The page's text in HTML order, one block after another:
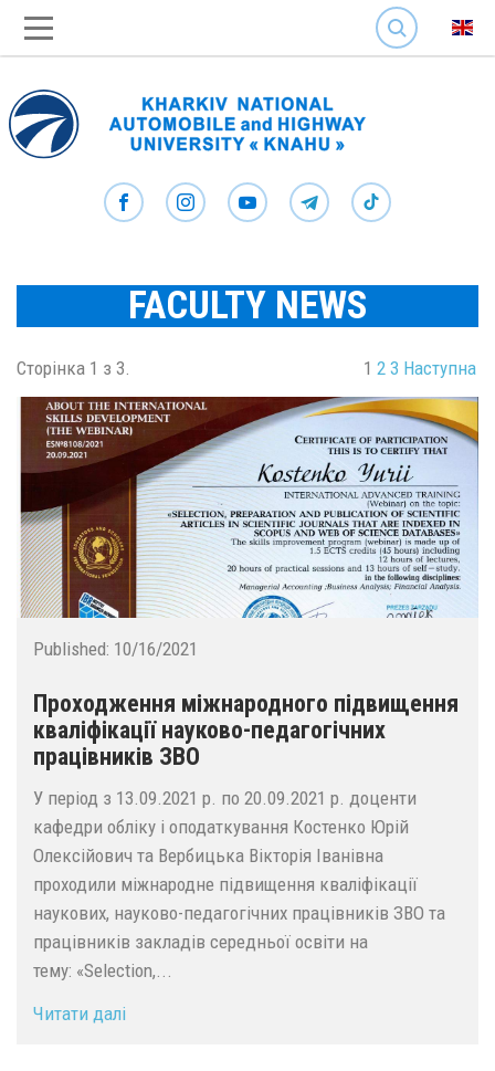
SEARCH
FACULTY NEWS
Сторінка 1 з 3. 1 2 3 Наступна
Published: 10/16/2021
Проходження міжнародного підвищення
кваліфікації науково-педагогічних
працівників ЗВО
У період з 13.09.2021 р. по 20.09.2021 р. доценти
кафедри обліку і оподаткування Костенко Юрій
Олексійович та Вербицька Вікторія Іванівна
проходили міжнародне підвищення кваліфікації
наукових, науково-педагогічних працівників ЗВО та
працівників закладів середньої освіти на
тему: «Selection,...
Читати далі